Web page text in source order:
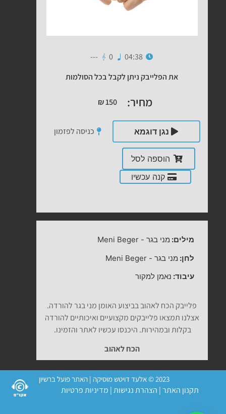
04:38
0
---
את הפלייבק ניתן לקבל בכל הסולמות
מחיר: ₪150
נגן דוגמא כניסה לפזמון
הוספה לסל
קנה עכשיו
מילים: מני בגר -
Meni Beger
לחן: מני בגר -
Meni Beger
עיבוד: נאמן למקור
פלייבק הכח לאהוב בביצוע האומן מני בגר להורדה.
אצלנו תמצאו פלייבקים מקצועיים ואיכותיים להורדה
בקלות ובמהירות. היכנסו עכשיו לאתר והזמינו.
הכח לאהוב
2023 © אלעד דויטש מוסיקה | האתר פועל ברשיון
תקנון האתר| הצהרת נגישות| מדיניות פרטיות